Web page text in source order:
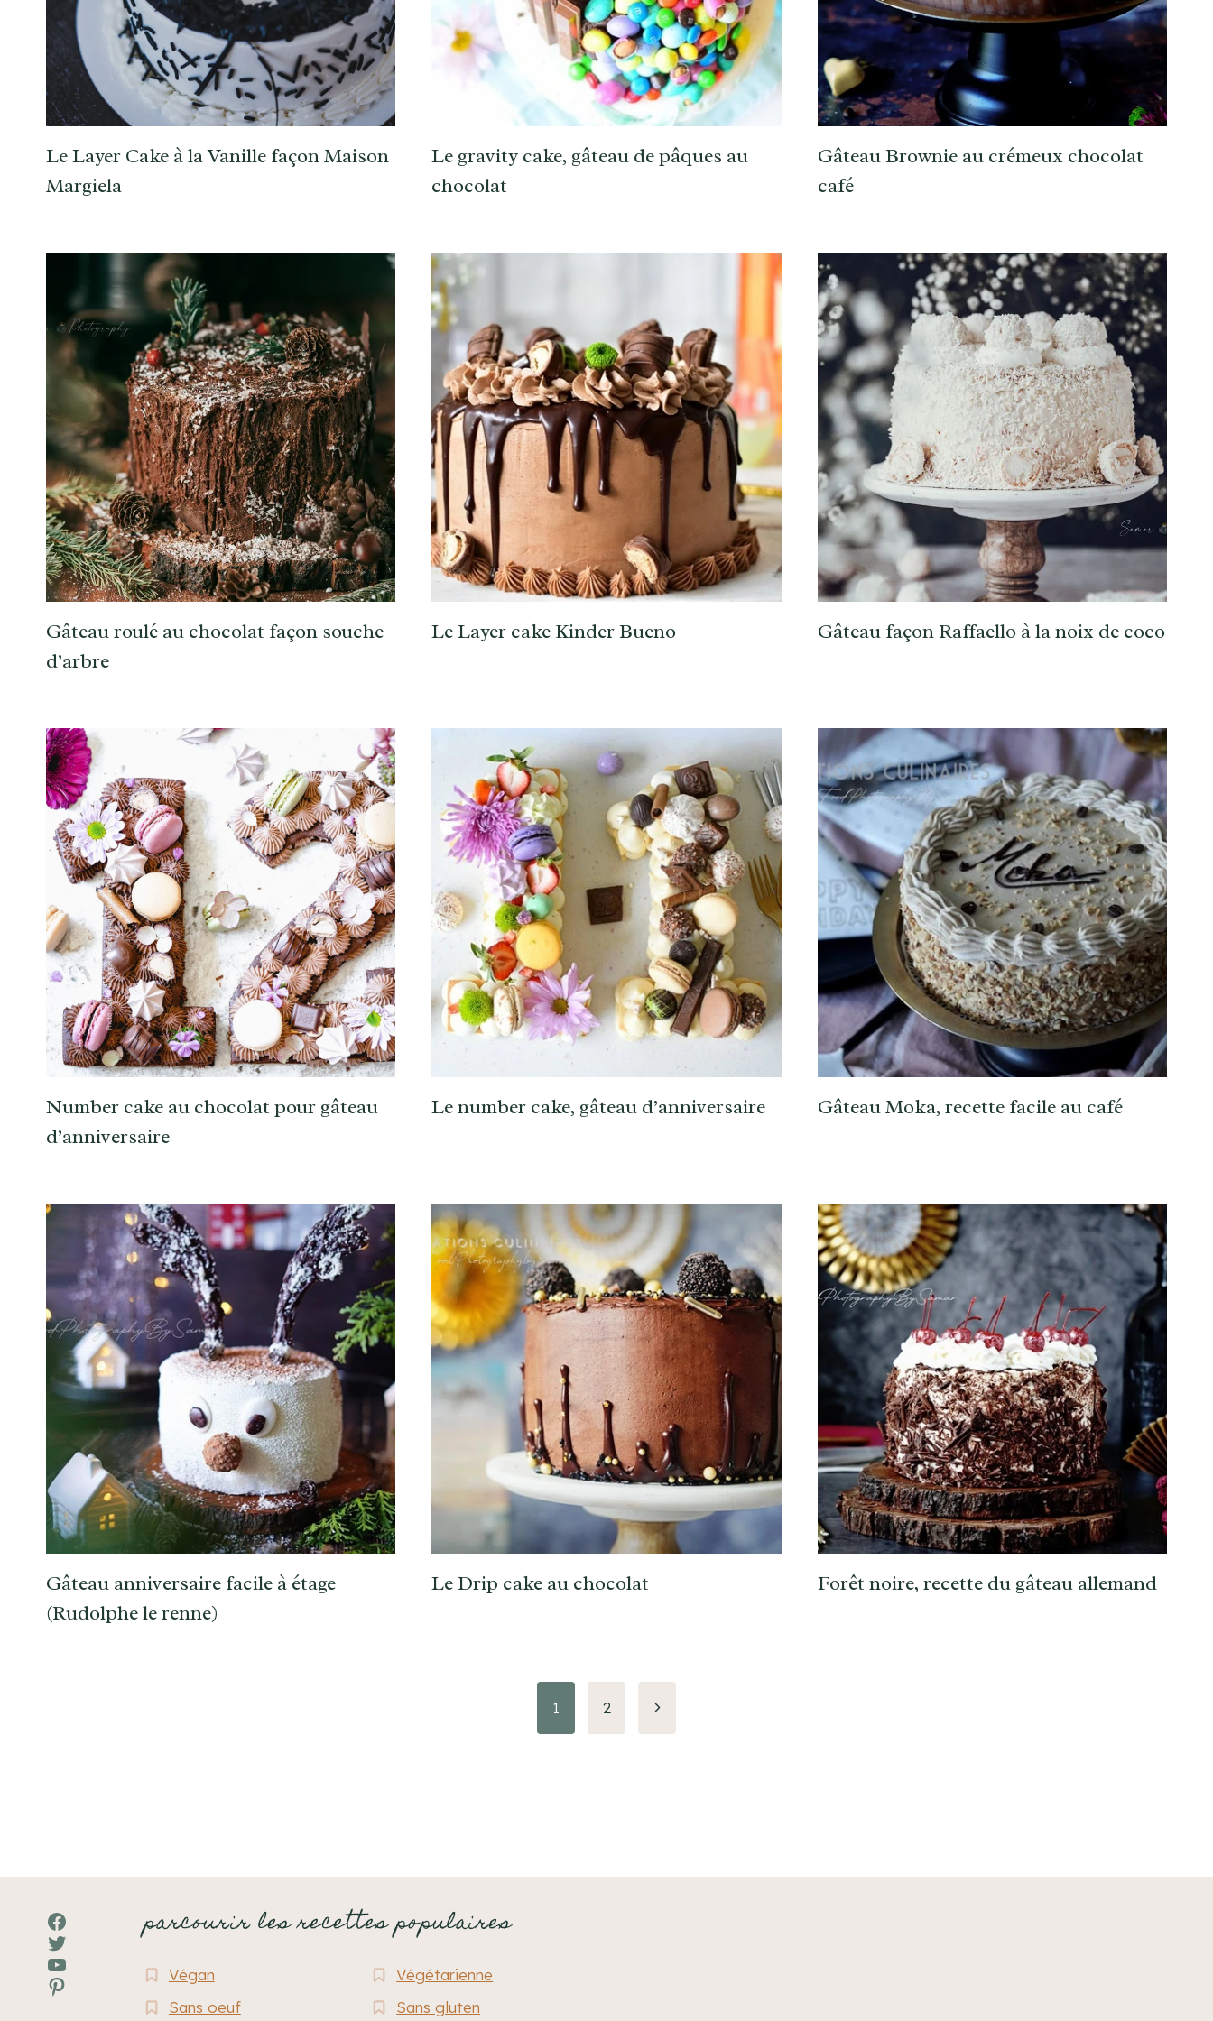
Le Layer Cake à la Vanille façon Maison
Margiela
Le gravity cake, gâteau de pâques au
chocolat
Gâteau Brownie au crémeux chocolat
café
Gâteau roulé au chocolat façon souche
d’arbre
Le Layer cake Kinder Bueno Gâteau façon Raffaello à la noix de coco
Number cake au chocolat pour gâteau
d’anniversaire
Le number cake, gâteau d’anniversaire Gâteau Moka, recette facile au café
Gâteau anniversaire facile à étage
(Rudolphe le renne)
Le Drip cake au chocolat Forêt noire, recette du gâteau allemand
1 2
Page
Facebook
Twitter
YouTube
Pinterest
parcourir les recettes populaires
Végan
Végétarienne
Sans oeuf
Sans gluten